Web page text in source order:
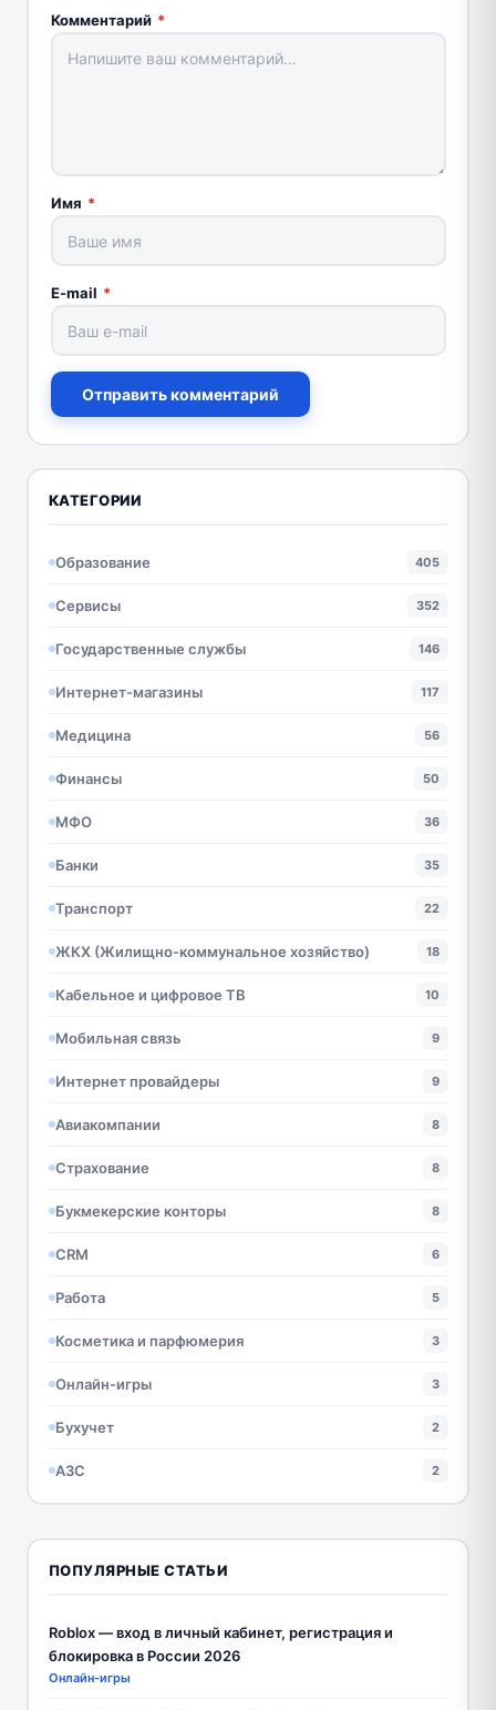
Комментарий *
Имя *
E-mail *
Отправить комментарий
КАТЕГОРИИ
Образование 405
Сервисы 352
Государственные службы 146
Интернет-магазины 117
Медицина 56
Финансы 50
МФО 36
Банки 35
Транспорт 22
ЖКХ (Жилищно-коммунальное хозяйство) 18
Кабельное и цифровое ТВ 10
Мобильная связь 9
Интернет провайдеры 9
Авиакомпании 8
Страхование 8
Букмекерские конторы 8
CRM 6
Работа 5
Косметика и парфюмерия 3
Онлайн-игры 3
Бухучет 2
АЗС 2
ПОПУЛЯРНЫЕ СТАТЬИ
Roblox — вход в личный кабинет, регистрация и
блокировка в России 2026
Онлайн-игры